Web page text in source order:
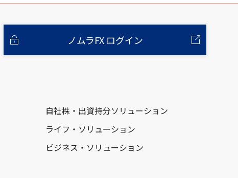
ノムラFX ログイン
自社株・出資持分ソリューション
ライフ・ソリューション
ビジネス・ソリューション